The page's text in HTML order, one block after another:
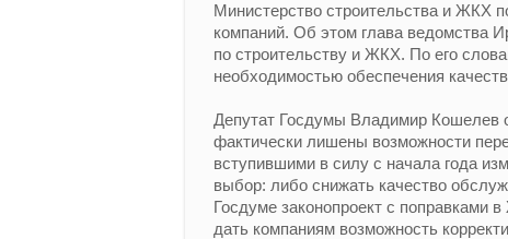
Министерство строительства и ЖКХ
компаний. Об этом глава ведомства
по строительству и ЖКХ. По его
необходимостью обеспечения
Депутат Госдумы Владимир Кошелев
фактически лишены возможности
вступившими в силу с начала года
выбор: либо снижать качество
Госдуме законопроект с поправками
дать компаниям возможность